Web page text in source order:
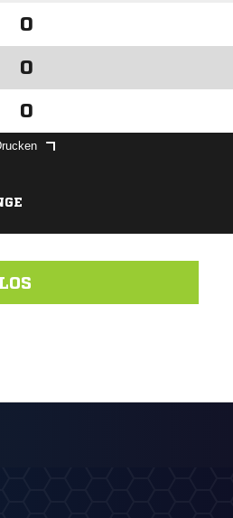
0
0
0
LOS